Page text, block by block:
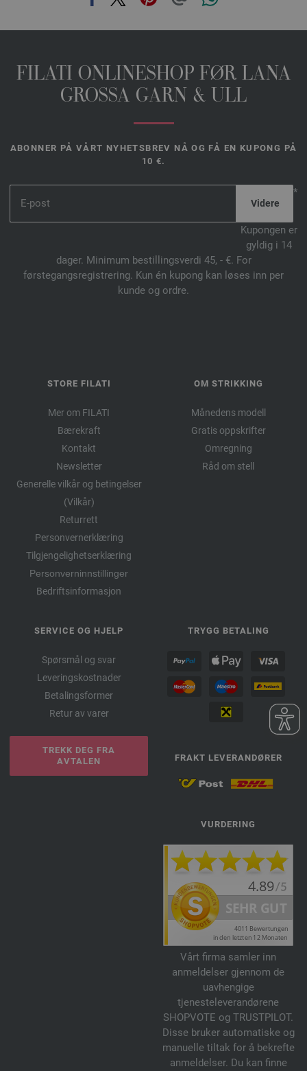
FILATI ONLINESHOP FØR LANA
GROSSA GARN & ULL
ABONNER PÅ VÅRT NYHETSBREV NÅ OG FÅ EN KUPONG PÅ
10 €.
*
Kupongen er
gyldig i 14
dager. Minimum bestillingsverdi 45, - €. For
førstegangsregistrering. Kun én kupong kan løses inn per
kunde og ordre.
STORE FILATI
Mer om FILATI
Bærekraft
Kontakt
Newsletter
Generelle vilkår og betingelser
(Vilkår)
Returrett
Personvernerklæring
Tilgjengelighetserklæring
Personverninnstillinger
Bedriftsinformasjon
OM STRIKKING
Månedens modell
Gratis oppskrifter
Omregning
Råd om stell
SERVICE OG HJELP
Spørsmål og svar
Leveringskostnader
Betalingsformer
Retur av varer
TREKK DEG FRA
AVTALEN
TRYGG BETALING
FRAKT LEVERANDØRER
VURDERING
Vårt firma samler inn
anmeldelser gjennom de
uavhengige
tjenesteleverandørene
SHOPVOTE og TRUSTPILOT.
Disse bruker automatiske og
manuelle tiltak for å bekrefte
anmeldelser. Du kan finne